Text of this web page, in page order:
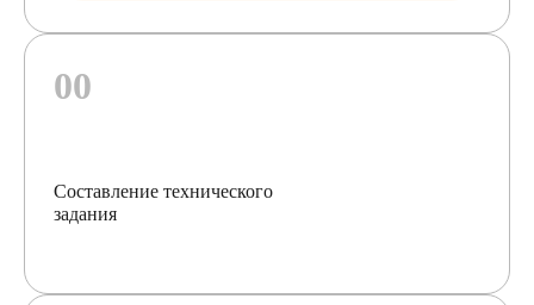
Составление технического
задания